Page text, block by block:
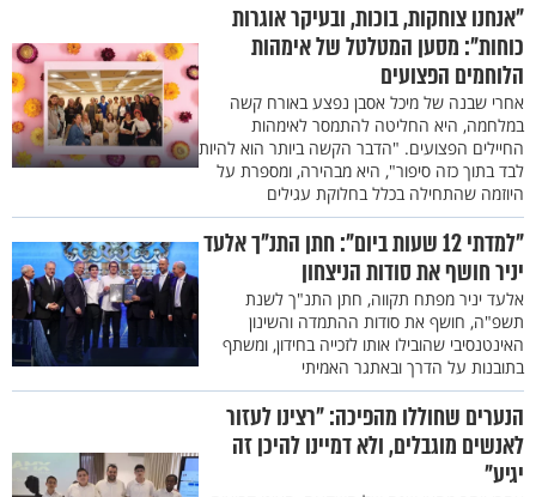
"אנחנו צוחקות, בוכות, ובעיקר אוגרות
כוחות": מסען המטלטל של אימהות
הלוחמים הפצועים
אחרי שבנה של מיכל אסבן נפצע באורח קשה
במלחמה, היא החליטה להתמסר לאימהות
החיילים הפצועים. "הדבר הקשה ביותר הוא להיות
לבד בתוך כזה סיפור", היא מבהירה, ומספרת על
היוזמה שהתחילה בכלל בחלוקת עגילים
"למדתי 12 שעות ביום": חתן התנ"ך אלעד
יניר חושף את סודות הניצחון
אלעד יניר מפתח תקווה, חתן התנ"ך לשנת
תשפ"ה, חושף את סודות ההתמדה והשינון
האינטנסיבי שהובילו אותו לזכייה בחידון, ומשתף
בתובנות על הדרך ובאתגר האמיתי
הנערים שחוללו מהפיכה: "רצינו לעזור
לאנשים מוגבלים, ולא דמיינו להיכן זה
יגיע"